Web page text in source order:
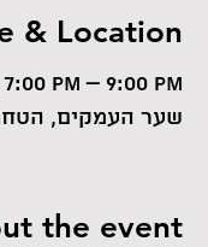
& Location
PM – 9:00 PM
שער העמקים,
the event